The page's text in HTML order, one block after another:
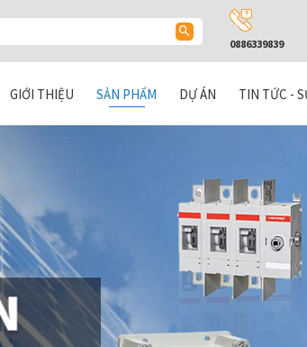
0886339839
GIỚI THIỆU SẢN PHẨM DỰ ÁN TIN TỨC -